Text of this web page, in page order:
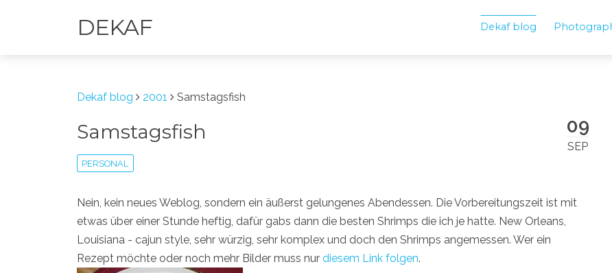
DEKAF Dekaf blog
Dekaf blog 2001 Samstagsfish
09
SEP
Samstagsfish
PERSONAL
Nein, kein neues Weblog, sondern ein äußerst gelungenes Abendessen. Die Vorbereitungszeit ist mit
etwas über einer Stunde heftig, dafür gabs dann die besten Shrimps die ich je hatte. New Orleans,
Louisiana - cajun style, sehr würzig, sehr komplex und doch den Shrimps angemessen. Wer ein
Rezept möchte oder noch mehr Bilder muss nur diesem Link folgen.